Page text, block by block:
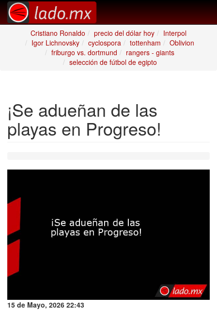
Cristiano Ronaldo precio del dólar hoy
Interpol
Igor Lichnovsky
cyclospora tottenham
Oblivion
friburgo vs. dortmund
rangers - giants
selección de fútbol de egipto
¡Se adueñan de las
playas en Progreso!
15 de Mayo, 2026 22:43